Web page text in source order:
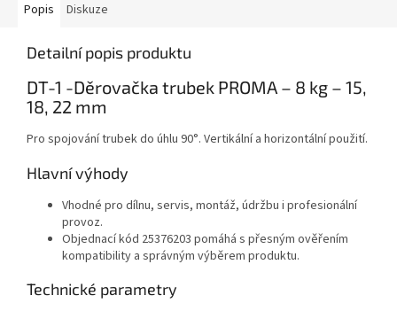
Popis Diskuze
Detailní popis produktu
DT-1 -Děrovačka trubek PROMA – 8 kg – 15,
18, 22 mm
Pro spojování trubek do úhlu 90°. Vertikální a horizontální použití.
Hlavní výhody
Vhodné pro dílnu, servis, montáž, údržbu i profesionální
provoz.
Objednací kód 25376203 pomáhá s přesným ověřením
kompatibility a správným výběrem produktu.
Technické parametry